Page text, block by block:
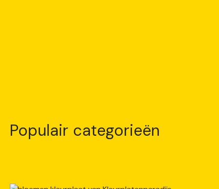
Populair categorieën